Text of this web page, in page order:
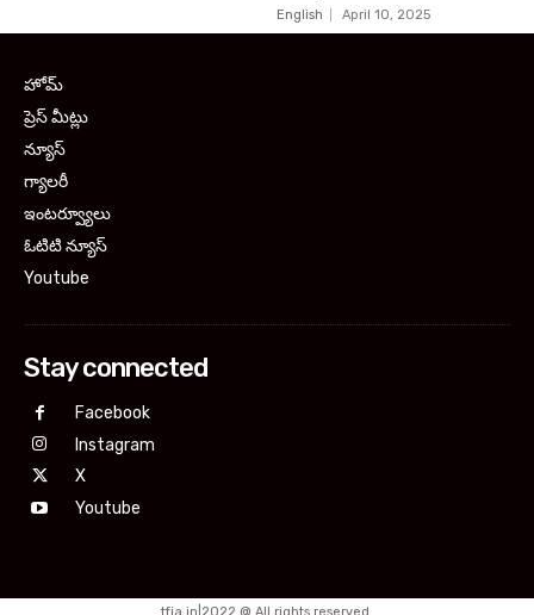
English April 10, 2025
హోమ్
ప్రెస్ మీట్లు
న్యూస్
గ్యాలరీ
ఇంటర్వ్యూలు
ఓటిటి న్యూస్
Youtube
Stay connected
Facebook
Instagram
X
Youtube